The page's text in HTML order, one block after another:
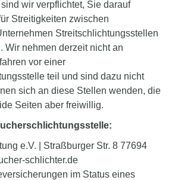
sind wir verpflichtet, Sie darauf
Streitigkeiten zwischen
Streitschlichtungsstellen
Wir nehmen derzeit nicht an
vor einer
teil und sind dazu nicht
sich an diese Stellen wenden, die
Seiten aber freiwillig.
e.V. | Straßburger Str. 8 77694
schlichter.de
im Status eines